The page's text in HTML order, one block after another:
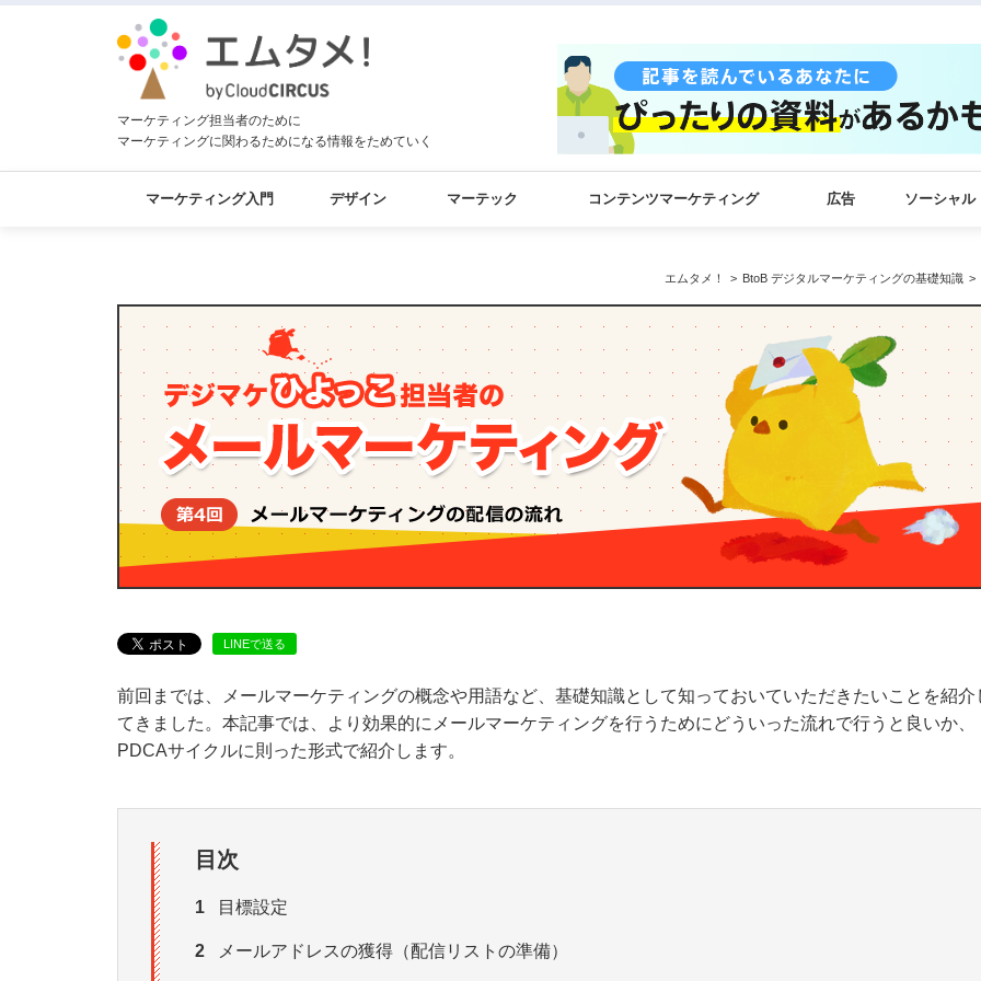
マーケティング担当者のために
マーケティングに関わるためになる情報をためていく
マーケティング入門 デザイン マーテック コンテンツマーケティング 広告 ソーシャル
エムタメ！ BtoB デジタルマーケティングの基礎知識
LINEで送る
前回までは、メールマーケティングの概念や用語など、基礎知識として知っておいていただきたいことを紹介
てきました。本記事では、より効果的にメールマーケティングを行うためにどういった流れで行うと良いか、
PDCAサイクルに則った形式で紹介します。
目次
1 目標設定
2 メールアドレスの獲得（配信リストの準備）